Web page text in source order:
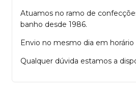
Atuamos no ramo de
banho desde 1986.
Envio no mesmo dia em horário
Qualquer dúvida estamos a